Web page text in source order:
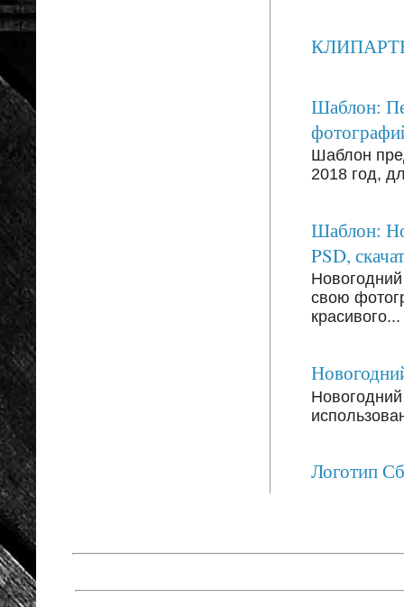
КЛИПАРТЫ:
Шаблон:
Шаблон
2018 год,
Шаблон:
PSD,
свою
красивого...
Логотип